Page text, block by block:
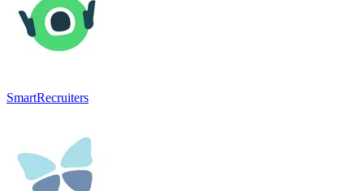
SmartRecruiters